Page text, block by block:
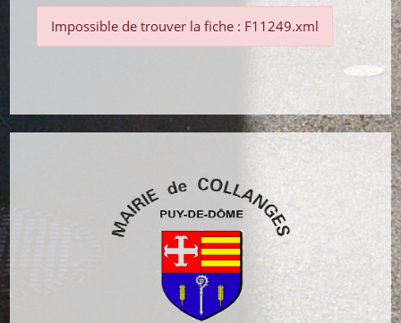
Impossible de trouver la fiche : F11249.xml